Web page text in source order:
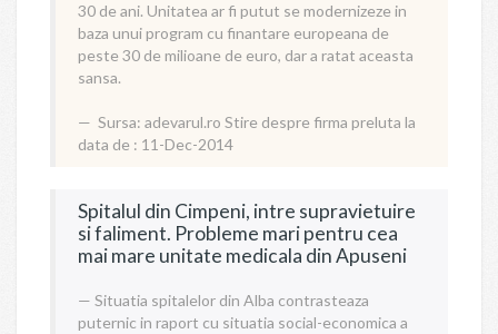
30 de ani. Unitatea ar fi putut se modernizeze in
baza unui program cu finantare europeana de
peste 30 de milioane de euro, dar a ratat aceasta
sansa.
Sursa: adevarul.ro Stire despre firma preluta la
data de : 11-Dec-2014
Spitalul din Cimpeni, intre supravietuire
si faliment. Probleme mari pentru cea
mai mare unitate medicala din Apuseni
Situatia spitalelor din Alba contrasteaza
puternic in raport cu situatia social-economica a